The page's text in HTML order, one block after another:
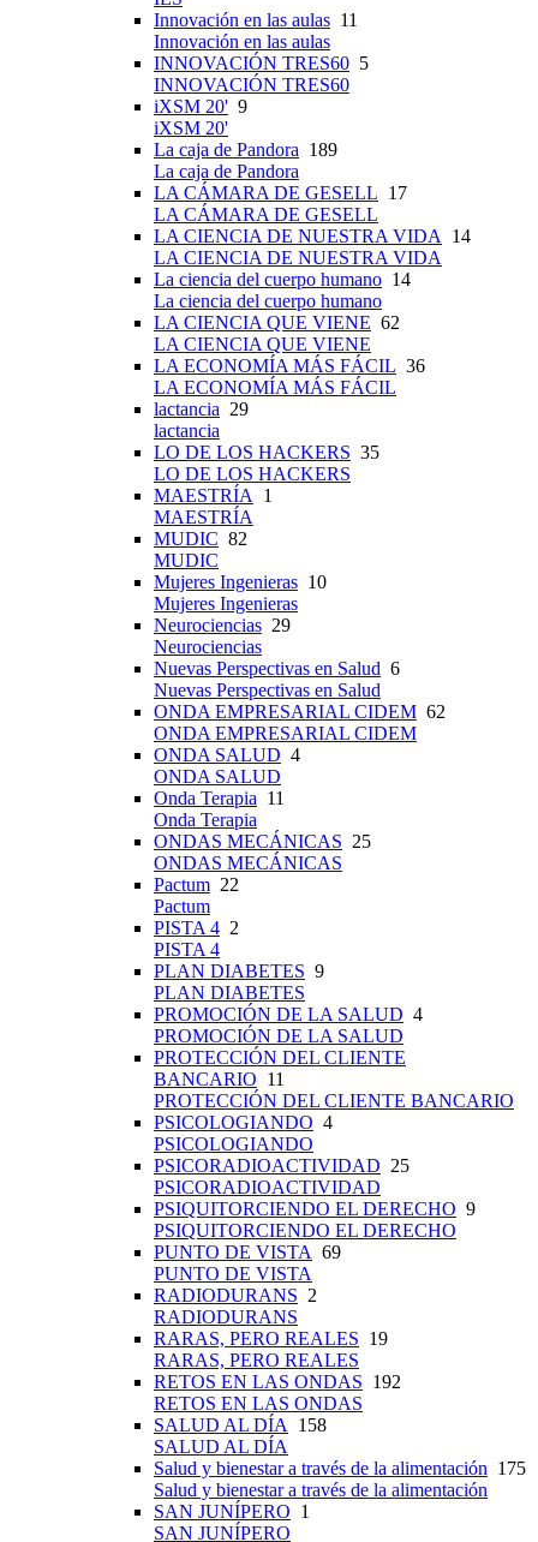
Innovación en las aulas 11
Innovación en las aulas
INNOVACIÓN TRES60 5
INNOVACIÓN TRES60
iXSM 20' 9
iXSM 20'
La caja de Pandora 189
La caja de Pandora
LA CÁMARA DE GESELL 17
LA CÁMARA DE GESELL
LA CIENCIA DE NUESTRA VIDA
14
LA CIENCIA DE NUESTRA VIDA
La ciencia del cuerpo humano 14
La ciencia del cuerpo humano
LA CIENCIA QUE VIENE 62
LA CIENCIA QUE VIENE
LA ECONOMÍA MÁS FÁCIL 36
LA ECONOMÍA MÁS FÁCIL
lactancia 29
lactancia
LO DE LOS HACKERS 35
LO DE LOS HACKERS
MAESTRÍA
1
MAESTRÍA
MUDIC 82
MUDIC
Mujeres Ingenieras 10
Mujeres Ingenieras
Neurociencias 29
Neurociencias
Nuevas Perspectivas en Salud 6
Nuevas Perspectivas en Salud
ONDA EMPRESARIAL CIDEM 62
ONDA EMPRESARIAL CIDEM
ONDA SALUD 4
ONDA SALUD
Onda Terapia 11
Onda Terapia
ONDAS MECÁNICAS 25
ONDAS MECÁNICAS
Pactum 22
Pactum
PISTA 4 2
PISTA 4
PLAN DIABETES 9
PLAN DIABETES
PROMOCIÓN DE LA SALUD 4
PROMOCIÓN DE LA SALUD
PROTECCIÓN DEL CLIENTE
BANCARIO 11
PROTECCIÓN DEL CLIENTE BANCARIO
PSICOLOGIANDO 4
PSICOLOGIANDO
PSICORADIOACTIVIDAD 25
PSICORADIOACTIVIDAD
PSIQUITORCIENDO EL DERECHO 9
PSIQUITORCIENDO EL DERECHO
PUNTO DE VISTA 69
PUNTO DE VISTA
RADIODURANS 2
RADIODURANS
RARAS, PERO REALES 19
RARAS, PERO REALES
RETOS EN LAS ONDAS 192
RETOS EN LAS ONDAS
SALUD AL DÍA
158
SALUD AL DÍA
Salud y bienestar a través de la alimentación 175
Salud y bienestar a través de la alimentación
SAN JUNÍPERO 1
SAN JUNÍPERO